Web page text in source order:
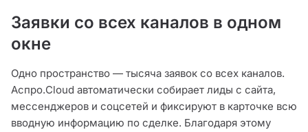
Заявки со всех каналов в одном
окне
Одно пространство — тысяча заявок со всех каналов.
Аспро.Cloud автоматически собирает лиды с сайта,
мессенджеров и соцсетей и фиксируют в карточке всю
вводную информацию по сделке. Благодаря этому